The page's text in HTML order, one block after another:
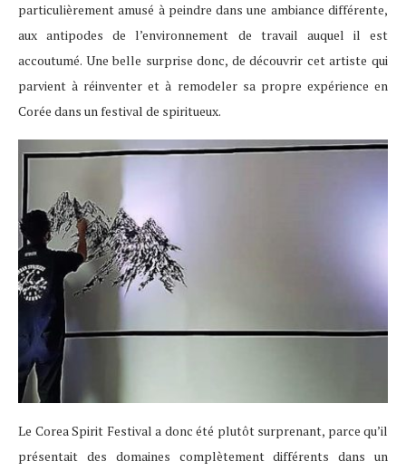
particulièrement amusé à peindre dans une ambiance différente,
aux antipodes de l’environnement de travail auquel il est
accoutumé. Une belle surprise donc, de découvrir cet artiste qui
parvient à réinventer et à remodeler sa propre expérience en
Corée dans un festival de spiritueux.
Le Corea Spirit Festival a donc été plutôt surprenant, parce qu’il
présentait des domaines complètement différents dans un